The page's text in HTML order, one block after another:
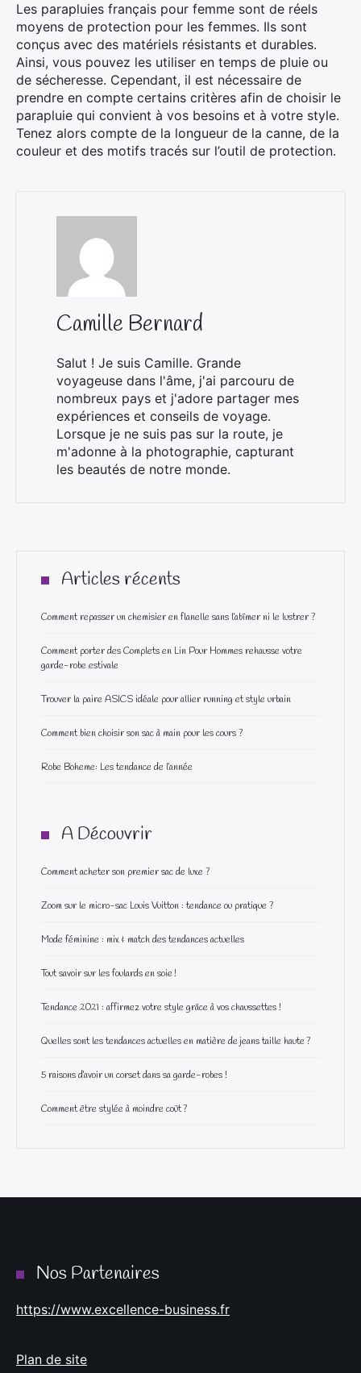
Les parapluies français pour femme sont de réels
moyens de protection pour les femmes. Ils sont
conçus avec des matériels résistants et durables.
Ainsi, vous pouvez les utiliser en temps de pluie ou
de sécheresse. Cependant, il est nécessaire de
prendre en compte certains critères afin de choisir le
parapluie qui convient à vos besoins et à votre style.
Tenez alors compte de la longueur de la canne, de la
couleur et des motifs tracés sur l’outil de protection.
Camille Bernard
Salut ! Je suis Camille. Grande
voyageuse dans l'âme, j'ai parcouru de
nombreux pays et j'adore partager mes
expériences et conseils de voyage.
Lorsque je ne suis pas sur la route, je
m'adonne à la photographie, capturant
les beautés de notre monde.
Articles récents
Comment repasser un chemisier en flanelle sans l’abîmer ni le lustrer ?
Comment porter des Complets en Lin Pour Hommes rehausse votre
garde-robe estivale
Trouver la paire ASICS idéale pour allier running et style urbain
Comment bien choisir son sac à main pour les cours ?
Robe Boheme: Les tendance de l’année
A Découvrir
Comment acheter son premier sac de luxe ?
Zoom sur le micro-sac Louis Vuitton : tendance ou pratique ?
Mode féminine : mix & match des tendances actuelles
Tout savoir sur les foulards en soie !
Tendance 2021 : affirmez votre style grâce à vos chaussettes !
Quelles sont les tendances actuelles en matière de jeans taille haute ?
5 raisons d’avoir un corset dans sa garde-robes !
Comment être stylée à moindre coût ?
Nos Partenaires
https://www.excellence-business.fr
Plan de site